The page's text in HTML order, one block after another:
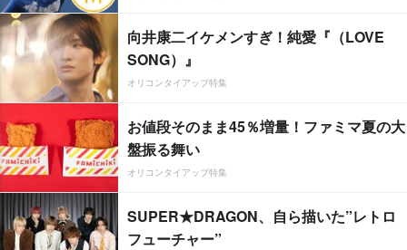
向井康二イケメンすぎ！純愛『（LOVE
SONG）』
オリコンタイアップ特集
お値段そのまま45％増量！ファミマ夏の大
盤振る舞い
オリコンタイアップ特集
SUPER★DRAGON、自ら描いた”レトロ
フューチャー”